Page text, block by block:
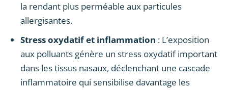
la rendant plus perméable aux particules
allergisantes.
Stress oxydatif et inflammation : L’exposition
aux polluants génère un stress oxydatif important
dans les tissus nasaux, déclenchant une cascade
inflammatoire qui sensibilise davantage les